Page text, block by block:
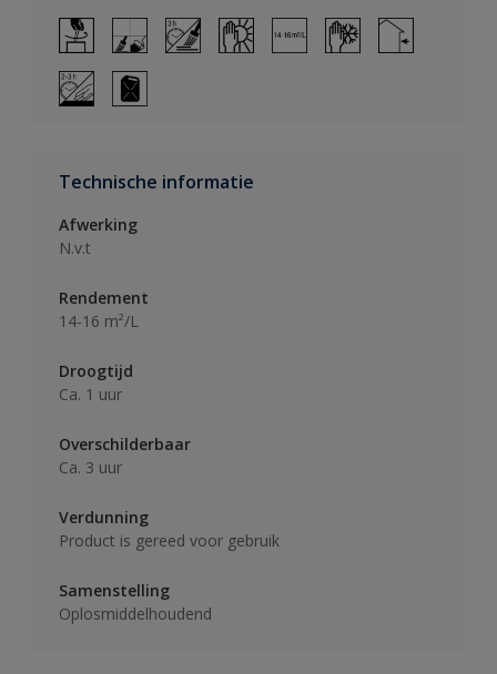
Technische informatie
Afwerking
N.v.t
Rendement
14-16 m²/L
Droogtijd
Ca. 1 uur
Overschilderbaar
Ca. 3 uur
Verdunning
Product is gereed voor gebruik
Samenstelling
Oplosmiddelhoudend